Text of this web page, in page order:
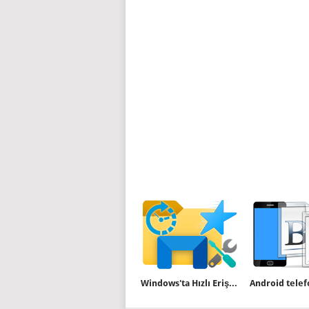
Windows'ta Hızlı Erişim Klasörleri Nasıl Yedeklenir